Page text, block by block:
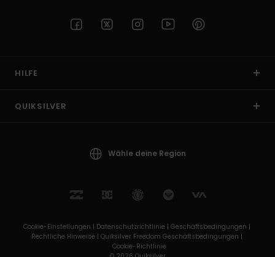
HILFE
QUIKSILVER
Wähle deine Region
Cookie-Einstellungen | Datenschutzrichtlinie | Geschäftsbedingungen |
Rechtliche Hinweise | Quiksilver Freedom Geschäftsbedingungen |
Cookie-Richtlinie